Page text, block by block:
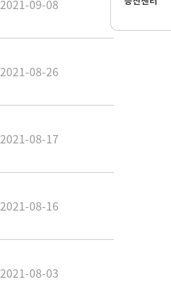
2021-09-08
2021-08-26
2021-08-17
2021-08-16
2021-08-03